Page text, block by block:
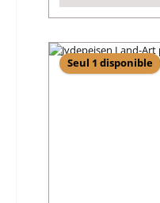
Seul 1 disponible